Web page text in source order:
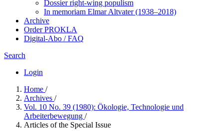
Dossier right-wing populism
In me­mo­ri­am Elmar Altvater (1938–2018)
Archive
Order PROKLA
Digital-Abo / FAQ
Search
Login
Home /
Archives /
Vol. 10 No. 39 (1980): Ökologie, Technologie und
Arbeiterbewegung /
Articles of the Special Issue